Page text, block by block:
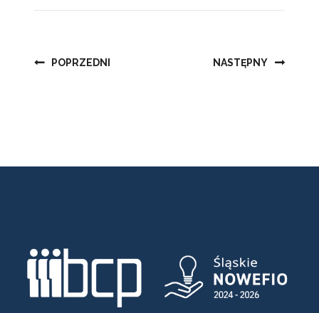
Nawigacja
POPRZEDNI NASTĘPNY